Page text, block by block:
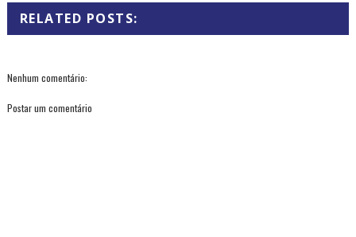
RELATED POSTS:
Nenhum comentário:
Postar um comentário